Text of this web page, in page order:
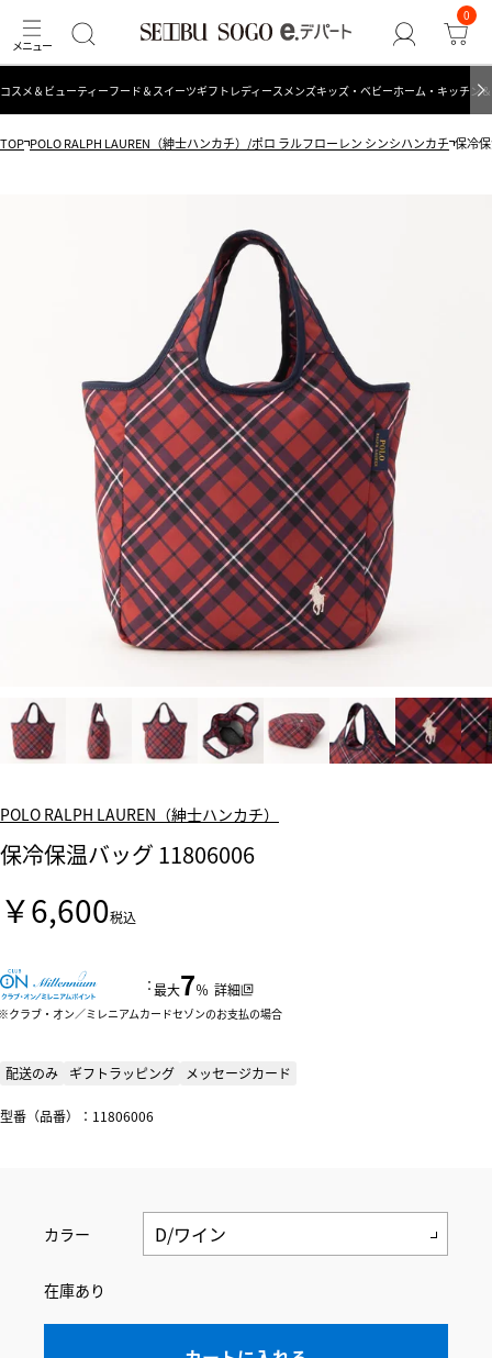
0
コスメ＆ビューティーフード＆スイーツギフト レディース メンズキッズ・ベビーホーム・キッチン
TOP POLO RALPH LAUREN（紳士ハンカチ）/ポロ ラルフローレン シンシハンカチ 保冷
POLO RALPH LAUREN（紳士ハンカチ）
保冷保温バッグ 11806006
￥6,600税込
：最大7％ 詳細
クラブ・オン／ミレニアムカードセゾンのお支払の場合
配送のみ ギフトラッピング メッセージカード
型番（品番）：11806006
カラー
在庫あり